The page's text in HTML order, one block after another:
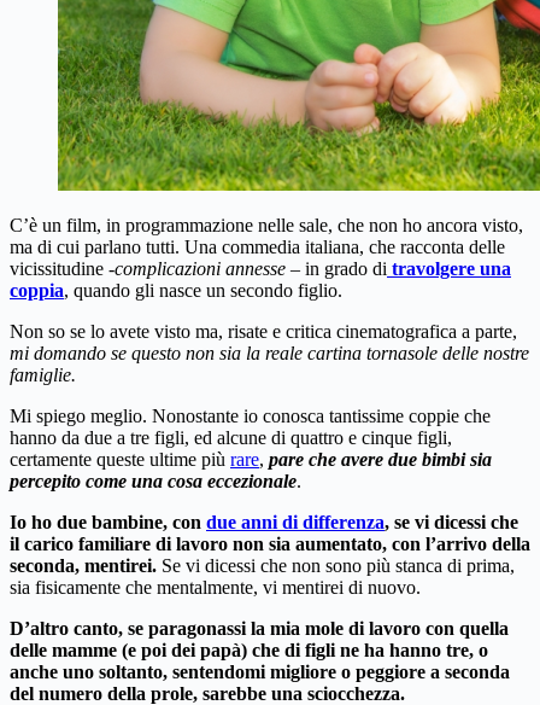
C’è un film, in programmazione nelle sale, che non ho ancora visto,
ma di cui parlano tutti. Una commedia italiana, che racconta delle
vicissitudine -complicazioni annesse – in grado di travolgere una
coppia, quando gli nasce un secondo figlio.
Non so se lo avete visto ma, risate e critica cinematografica a parte,
mi domando se questo non sia la reale cartina tornasole delle nostre
famiglie.
Mi spiego meglio. Nonostante io conosca tantissime coppie che
hanno da due a tre figli, ed alcune di quattro e cinque figli,
certamente queste ultime più rare, pare che avere due bimbi sia
percepito come una cosa eccezionale.
Io ho due bambine, con due anni di differenza, se vi dicessi che
il carico familiare di lavoro non sia aumentato, con l’arrivo della
seconda, mentirei. Se vi dicessi che non sono più stanca di prima,
sia fisicamente che mentalmente, vi mentirei di nuovo.
D’altro canto, se paragonassi la mia mole di lavoro con quella
delle mamme (e poi dei papà) che di figli ne ha hanno tre, o
anche uno soltanto, sentendomi migliore o peggiore a seconda
del numero della prole, sarebbe una sciocchezza.